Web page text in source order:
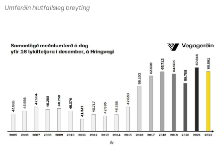
Umferðin hlutfallsleg breyting